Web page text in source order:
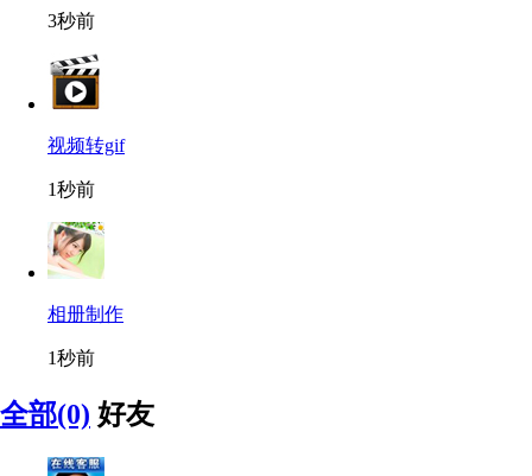
3秒前
视频转gif
1秒前
相册制作
1秒前
全部(0) 好友